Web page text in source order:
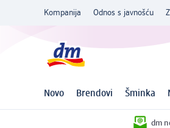
Kompanija Odnos s javnošću
Novo Brendovi Šminka
dm